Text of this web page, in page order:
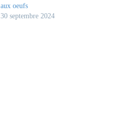
aux oeufs
30 septembre 2024